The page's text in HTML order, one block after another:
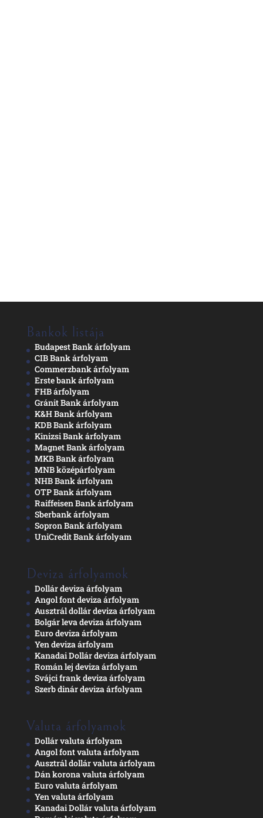
Bankok listája
Budapest Bank árfolyam
CIB Bank árfolyam
Commerzbank árfolyam
Erste bank árfolyam
FHB árfolyam
Gránit Bank árfolyam
K&H Bank árfolyam
KDB Bank árfolyam
Kinizsi Bank árfolyam
Magnet Bank árfolyam
MKB Bank árfolyam
MNB középárfolyam
NHB Bank árfolyam
OTP Bank árfolyam
Raiffeisen Bank árfolyam
Sberbank árfolyam
Sopron Bank árfolyam
UniCredit Bank árfolyam
Deviza árfolyamok
Dollár deviza árfolyam
Angol font deviza árfolyam
Ausztrál dollár deviza árfolyam
Bolgár leva deviza árfolyam
Euro deviza árfolyam
Yen deviza árfolyam
Kanadai Dollár deviza árfolyam
Román lej deviza árfolyam
Svájci frank deviza árfolyam
Szerb dinár deviza árfolyam
Valuta árfolyamok
Dollár valuta árfolyam
Angol font valuta árfolyam
Ausztrál dollár valuta árfolyam
Dán korona valuta árfolyam
Euro valuta árfolyam
Yen valuta árfolyam
Kanadai Dollár valuta árfolyam